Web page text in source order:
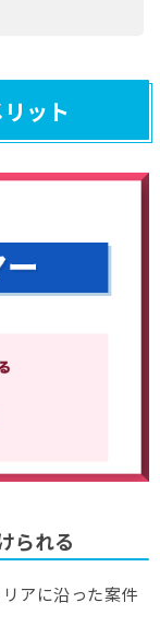
ット
られる
アに沿った案件